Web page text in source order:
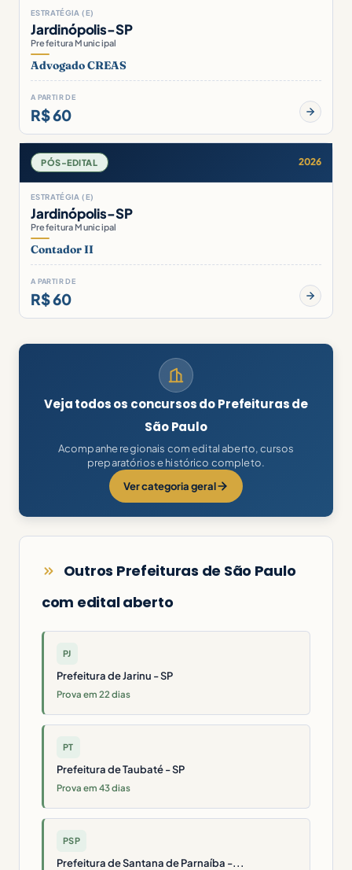
ESTRATÉGIA (E)
Jardinópolis-SP
Prefeitura Municipal
Advogado CREAS
A PARTIR DE
R$ 60
PÓS-EDITAL 2026
ESTRATÉGIA (E)
Jardinópolis-SP
Prefeitura Municipal
Contador II
A PARTIR DE
R$ 60
Veja todos os concursos do Prefeituras de
São Paulo
Acompanhe regionais com edital aberto, cursos
preparatórios e histórico completo.
Ver categoria geral
Outros Prefeituras de São Paulo
com edital aberto
PJ
Prefeitura de Jarinu - SP
Prova em 22 dias
PT
Prefeitura de Taubaté - SP
Prova em 43 dias
PSP
Prefeitura de Santana de Parnaíba -...